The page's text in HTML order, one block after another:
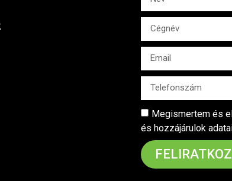
Megismertem és
és hozzájárulok